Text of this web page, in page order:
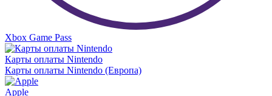
Xbox Game Pass
Карты оплаты Nintendo
Карты оплаты Nintendo (Европа)
Apple